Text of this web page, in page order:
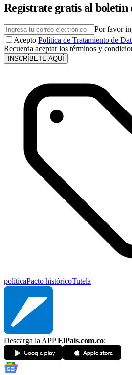
Regístrate gratis al boletín
Por favor
Acepto Política de Tratamiento de
Recuerda aceptar los términos y
INSCRÍBETE AQUÍ
políticaPacto históricoTutela
Descarga la APPElPaís.com.co: